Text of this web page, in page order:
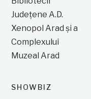
SHOWBIZ